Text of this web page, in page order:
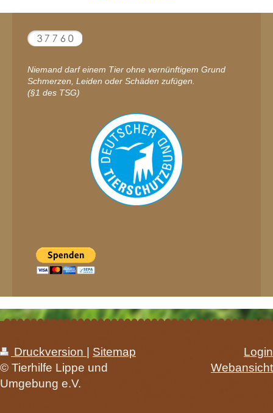
Niemand darf einem Tier ohne vernünftigem Grund
Schmerzen, Leiden oder Schäden zufügen.
(§1 des TSG)
Druckversion | Sitemap
© Tierhilfe Lippe und
Umgebung e.V.
Login
Webansicht